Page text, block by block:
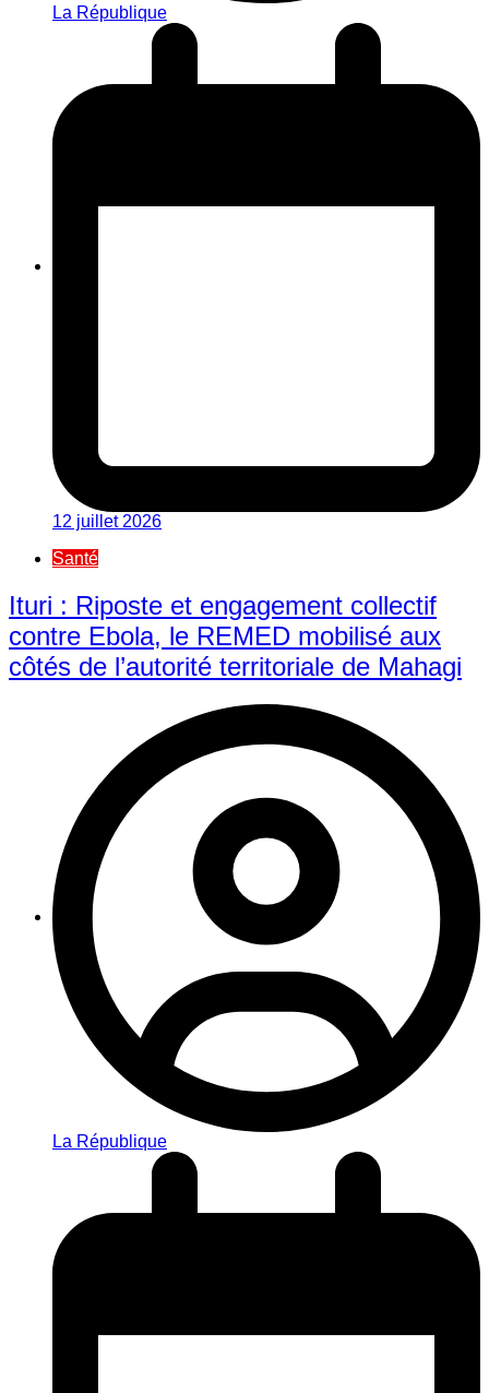
La République
12 juillet 2026
Santé
Ituri : Riposte et engagement collectif
contre Ebola, le REMED mobilisé aux
côtés de l’autorité territoriale de Mahagi
La République